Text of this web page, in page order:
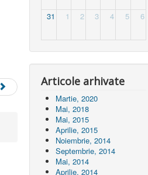
31 1 2 3 4 5 6
Articole arhivate
Martie, 2020
Mai, 2018
Mai, 2015
Aprilie, 2015
Noiembrie, 2014
Septembrie, 2014
Mai, 2014
Aprilie, 2014